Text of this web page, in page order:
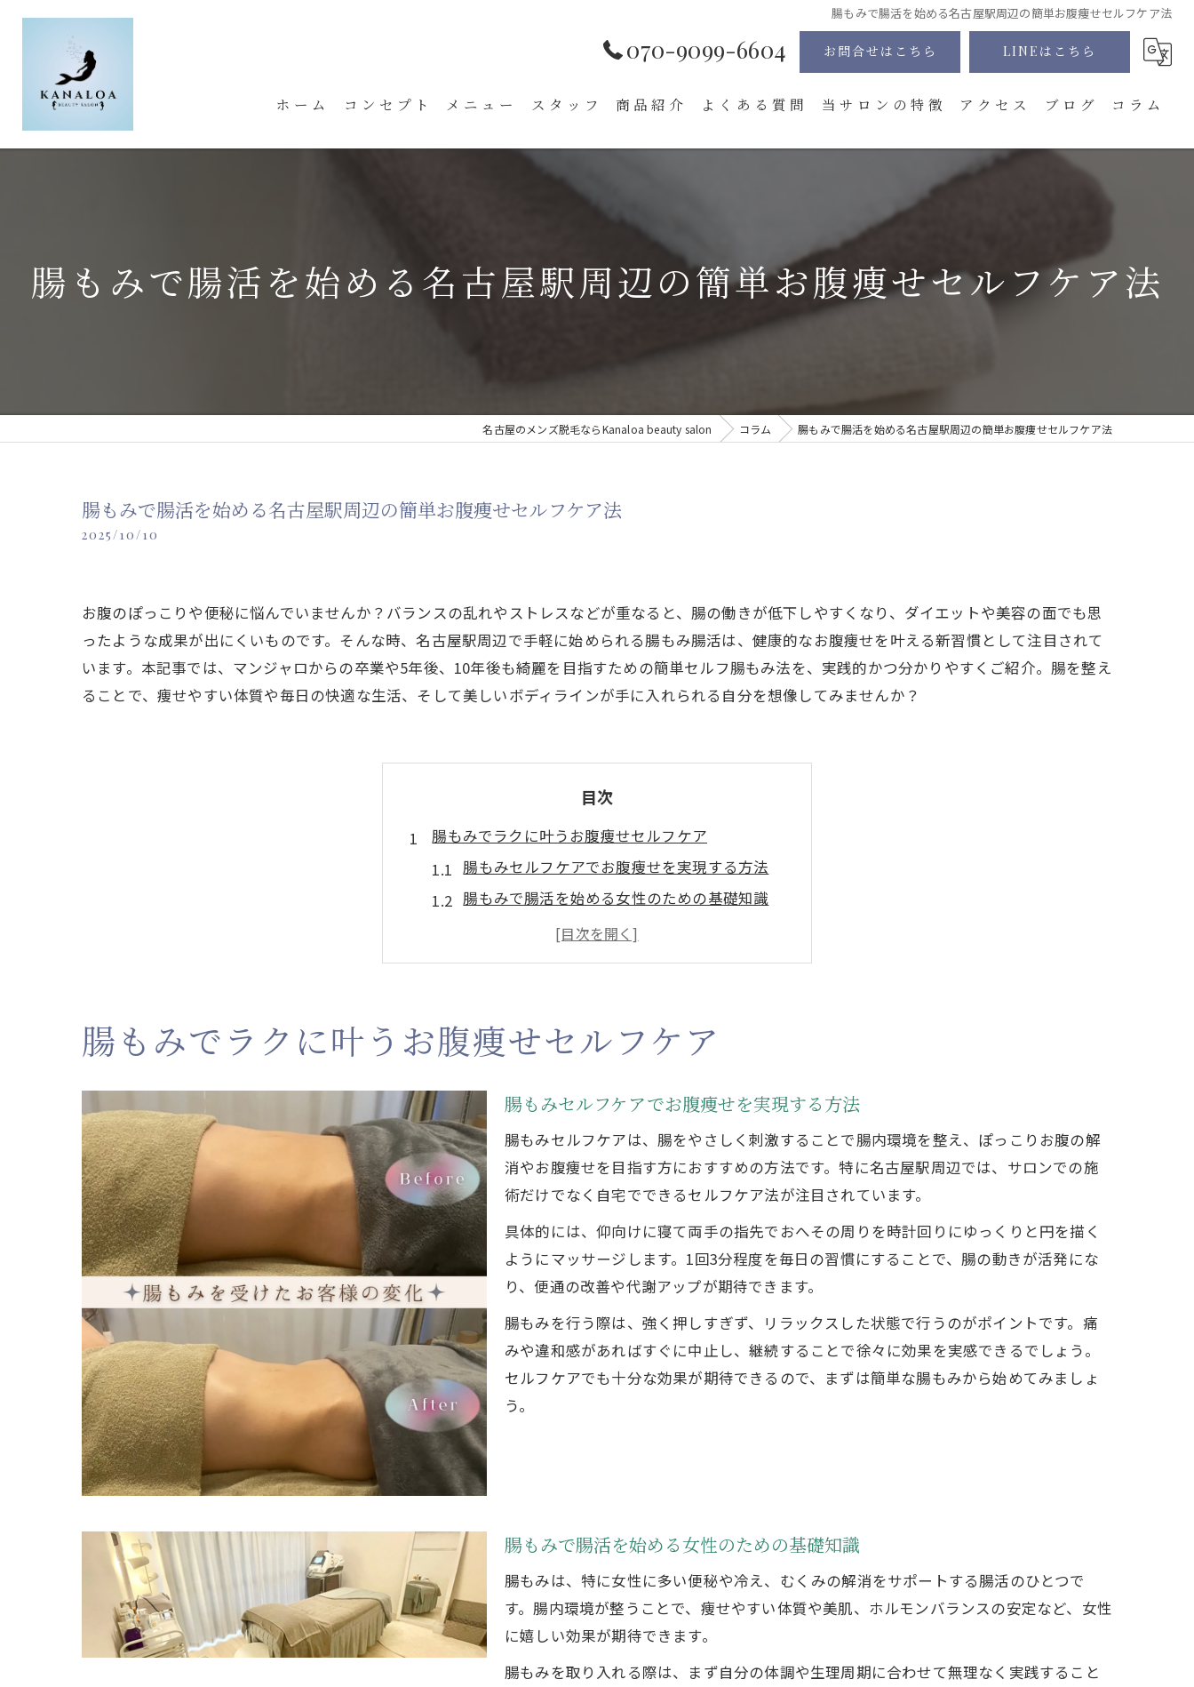
腸もみで腸活を始める名古屋駅周辺の簡単お腹痩せセルフケア法
070-9099-6604 お問合せはこちら LINEはこちら
ホーム コンセプト メニュー スタッフ 商品紹介 よくある質問 当サロンの特徴
VIO
顔
アクセス ブログ コラム
腸もみで腸活を始める名古屋駅周辺の簡単お腹痩せセルフケア法
名古屋のメンズ脱毛ならKanaloa beauty salon コラム 腸もみで腸活を始める名古屋駅周辺の簡単お腹痩せセルフケア法
腸もみで腸活を始める名古屋駅周辺の簡単お腹痩せセルフケア法
2025/10/10
お腹のぽっこりや便秘に悩んでいませんか？バランスの乱れやストレスなどが重なると、腸の働きが低下しやすくなり、ダイエットや美容の面でも思
ったような成果が出にくいものです。そんな時、名古屋駅周辺で手軽に始められる腸もみ腸活は、健康的なお腹痩せを叶える新習慣として注目されて
います。本記事では、マンジャロからの卒業や5年後、10年後も綺麗を目指すための簡単セルフ腸もみ法を、実践的かつ分かりやすくご紹介。腸を整え
ることで、痩せやすい体質や毎日の快適な生活、そして美しいボディラインが手に入れられる自分を想像してみませんか？
目次
腸もみでラクに叶うお腹痩せセルフケア
腸もみセルフケアでお腹痩せを実現する方法
腸もみで腸活を始める女性のための基礎知識
名古屋駅周辺で話題の腸もみセルフケア実践法
腸もみ効果で痩せやすい体質へ導くコツ
お腹の悩みなら腸もみ腸活が新常識
腸もみ腸活がお腹の悩みに有効な理由を解説
腸もみ腸活の効果と継続するためのコツ
腸もみ名古屋駅周辺でのセルフケア体験談
腸もみと腸活の組み合わせで健康的に痩せる
腸もみ実践から体質改善への第一歩
腸もみ実践で体質改善を目指すステップ
腸もみを続けることで感じる体調の変化
腸もみ腸活で腸内環境が整う理由と方法
腸もみのやり方とセルフケア時の注意点
腸もみ体質改善で得られる主なメリット
美しさを保つ腸活の秘訣を公開中
腸もみ腸活で美しさを保つための習慣とは
腸もみがもたらす美容効果とその理由
腸もみ腸活で健康的なボディラインを実現
腸もみと腸活の相乗効果で目指す理想の自分
腸もみ効果で毎日が快適になる理由
腸もみ効果で実感する日々の快適さとは
腸もみ腸活がもたらす便通改善のポイント
腸もみ効果でストレスフリーな生活を叶える
腸もみでラクに叶うお腹痩せセルフケア
腸もみセルフケアでお腹痩せを実現する方法
腸もみセルフケアは、腸をやさしく刺激することで腸内環境を整え、ぽっこりお腹の解
消やお腹痩せを目指す方におすすめの方法です。特に名古屋駅周辺では、サロンでの施
術だけでなく自宅でできるセルフケア法が注目されています。
具体的には、仰向けに寝て両手の指先でおへその周りを時計回りにゆっくりと円を描く
ようにマッサージします。1回3分程度を毎日の習慣にすることで、腸の動きが活発にな
り、便通の改善や代謝アップが期待できます。
腸もみを行う際は、強く押しすぎず、リラックスした状態で行うのがポイントです。痛
みや違和感があればすぐに中止し、継続することで徐々に効果を実感できるでしょう。
セルフケアでも十分な効果が期待できるので、まずは簡単な腸もみから始めてみましょ
う。
腸もみで腸活を始める女性のための基礎知識
腸もみは、特に女性に多い便秘や冷え、むくみの解消をサポートする腸活のひとつで
す。腸内環境が整うことで、痩せやすい体質や美肌、ホルモンバランスの安定など、女性
に嬉しい効果が期待できます。
腸もみを取り入れる際は、まず自分の体調や生理周期に合わせて無理なく実践すること